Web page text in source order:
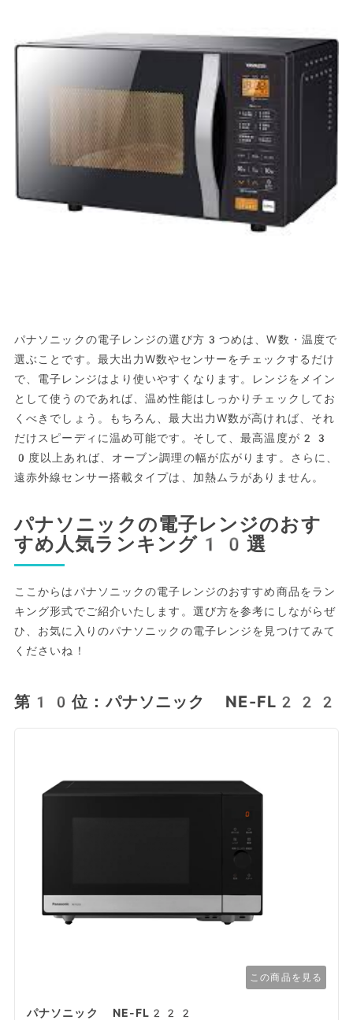
パナソニックの電子レンジの選び方3つめは、W数・温度で
選ぶことです。最大出力W数やセンサーをチェックするだけ
で、電子レンジはより使いやすくなります。レンジをメイン
として使うのであれば、温め性能はしっかりチェックしてお
くべきでしょう。もちろん、最大出力W数が高ければ、それ
だけスピーディに温め可能です。そして、最高温度が23
0度以上あれば、オーブン調理の幅が広がります。さらに、
遠赤外線センサー搭載タイプは、加熱ムラがありません。
パナソニックの電子レンジのおす
すめ人気ランキング10選
ここからはパナソニックの電子レンジのおすすめ商品をラン
キング形式でご紹介いたします。選び方を参考にしながらぜ
ひ、お気に入りのパナソニックの電子レンジを見つけてみて
くださいね！
第10位：パナソニック NE-FL222
この商品を見る
パナソニック NE-FL222